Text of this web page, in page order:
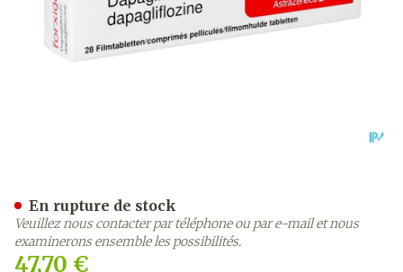
47,70 €
En rupture de stock
Veuillez nous contacter par téléphone ou par e-mail et nous
examinerons ensemble les possibilités.